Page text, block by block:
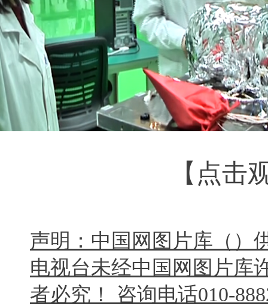
【点击
声明：中国网图片库（）
电视台未经中国网图片库
者必究！ 咨询电话010-